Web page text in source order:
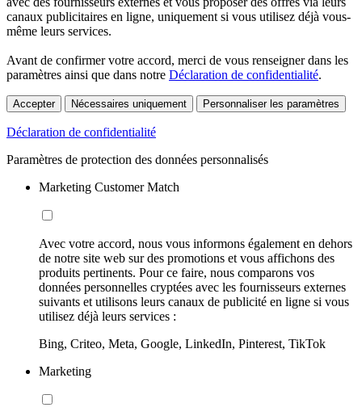
canaux publicitaires en ligne, uniquement si vous utilisez déjà vous-
même leurs services.
Avant de confirmer votre accord, merci de vous renseigner dans les
paramètres ainsi que dans notre Déclaration de confidentialité.
Accepter Nécessaires uniquement Personnaliser les paramètres
Déclaration de confidentialité
Paramètres de protection des données personnalisés
Marketing Customer Match
Avec votre accord, nous vous informons également en dehors
de notre site web sur des promotions et vous affichons des
produits pertinents. Pour ce faire, nous comparons vos
données personnelles cryptées avec les fournisseurs externes
suivants et utilisons leurs canaux de publicité en ligne si vous
utilisez déjà leurs services :
Bing, Criteo, Meta, Google, LinkedIn, Pinterest, TikTok
Marketing